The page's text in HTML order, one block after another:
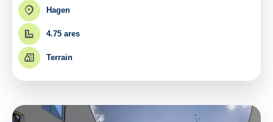
Hagen
4.75 ares
Terrain